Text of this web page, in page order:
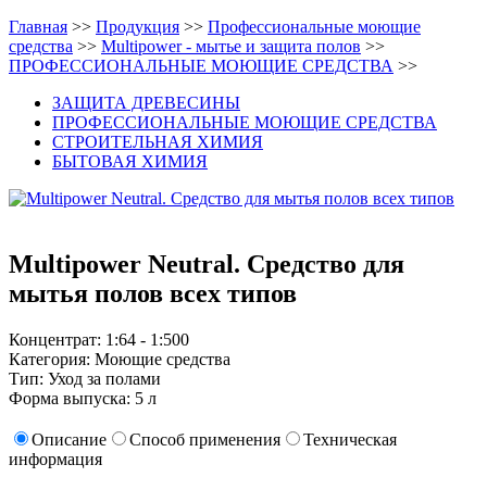
Главная >> Продукция >> Профессиональные моющие
средства >> Multipower - мытье и защита полов >>
ПРОФЕССИОНАЛЬНЫЕ МОЮЩИЕ СРЕДСТВА >>
ЗАЩИТА ДРЕВЕСИНЫ
ПРОФЕССИОНАЛЬНЫЕ МОЮЩИЕ СРЕДСТВА
СТРОИТЕЛЬНАЯ ХИМИЯ
БЫТОВАЯ ХИМИЯ
Multipower Neutral. Средство для
мытья полов всех типов
Концентрат: 1:64 - 1:500
Категория: Моющие средства
Тип: Уход за полами
Форма выпуска: 5 л
Описание Способ применения
Техническая
информация